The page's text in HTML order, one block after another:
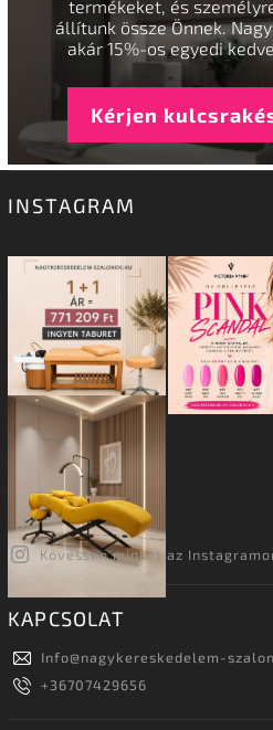
termékeket, és
állítunk össze Önnek.
akár 15%-os egyedi
Kérjen
INSTAGRAM
Kövessen minket az
KAPCSOLAT
Info@nagykereskedelem-
+36707429656